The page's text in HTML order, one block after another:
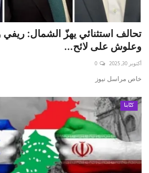
تحالف استثنائي يهزّ الشمال:
وعلوش على لائح...
أكتوبر 30, 2025 0
خاص مراسل نيوز
كتّابنا